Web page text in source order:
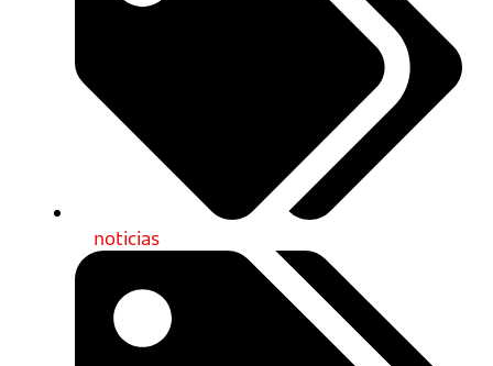
noticias